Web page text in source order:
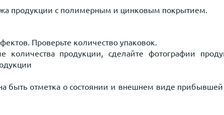
продукции с полимерным и цинковым покрытием.
Проверьте количество упаковок.
количества продукции, сделайте фотографии
быть отметка о состоянии и внешнем виде